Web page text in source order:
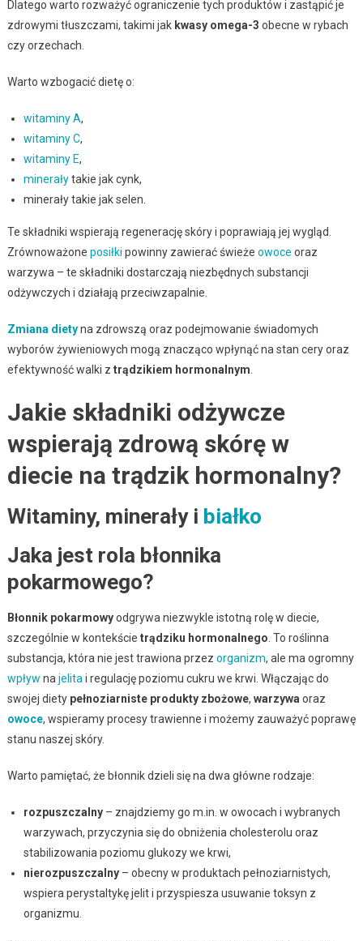
Dlatego warto rozważyć ograniczenie tych produktów i zastąpić je
zdrowymi tłuszczami, takimi jak kwasy omega-3 obecne w rybach
czy orzechach.
Warto wzbogacić dietę o:
witaminy A,
witaminy C,
witaminy E,
minerałytakie jak cynk,
minerały takie jak selen.
Te składniki wspierają regenerację skóry i poprawiają jej wygląd.
Zrównoważone posiłki powinny zawierać świeże owoce oraz
warzywa – te składniki dostarczają niezbędnych substancji
odżywczych i działają przeciwzapalnie.
Zmiana dietyna zdrowszą oraz podejmowanie świadomych
wyborów żywieniowych mogą znacząco wpłynąć na stan cery oraz
efektywność walki z trądzikiem hormonalnym
Jakie składniki odżywcze
wspierają zdrową skórę w
diecie na trądzik hormonalny?
Witaminy, minerały i białko
Jaka jest rola błonnika
pokarmowego?
Błonnik pokarmowyodgrywa niezwykle istotną rolę w diecie,
szczególnie w kontekście trądziku hormonalnego . To roślinna
substancja, która nie jest trawiona przez organizm, ale ma ogromny
wpływ na jelita i regulację poziomu cukru we krwi. Włączając do
swojej diety pełnoziarniste produkty zbożowe, warzywa oraz
owoce, wspieramy procesy trawienne i możemy zauważyć poprawę
stanu naszej skóry.
Warto pamiętać, że błonnik dzieli się na dwa główne rodzaje:
rozpuszczalny– znajdziemy go m.in. w owocach i wybranych
warzywach, przyczynia się do obniżenia cholesterolu oraz
stabilizowania poziomu glukozy we krwi,
nierozpuszczalny– obecny w produktach pełnoziarnistych,
wspiera perystaltykę jelit i przyspiesza usuwanie toksyn z
organizmu.